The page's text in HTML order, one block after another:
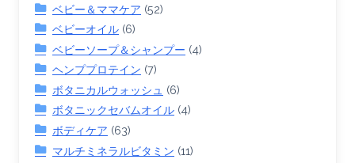
ベビー＆ママケア (52)
ベビーオイル (6)
ベビーソープ＆シャンプー (4)
ヘンププロテイン (7)
ボタニカルウォッシュ (6)
ボタニックセバムオイル (4)
ボディケア (63)
マルチミネラルビタミン (11)